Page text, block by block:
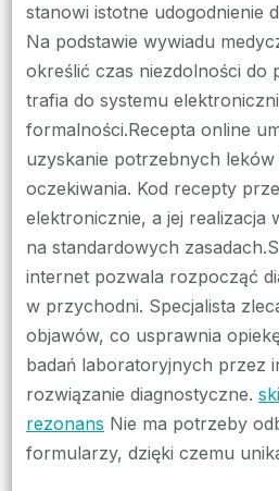
stanowi istotne udogodnienie
Na podstawie wywiadu
określić czas niezdolności do
trafia do systemu
formalności.Recepta online
uzyskanie potrzebnych leków
oczekiwania. Kod recepty
elektronicznie, a jej realizacja
na standardowych
internet pozwala rozpocząć
w przychodni. Specjalista
objawów, co usprawnia
badań laboratoryjnych przez
rozwiązanie diagnostyczne.
rezonans Nie ma potrzeby
formularzy, dzięki czemu